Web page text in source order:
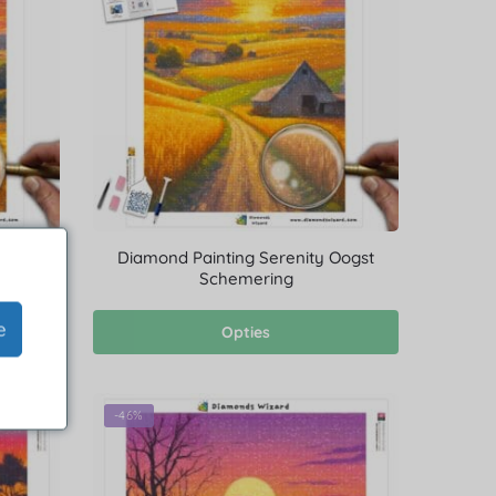
Diamond Painting Serenity Oogst
Schemering
Opties
-46%